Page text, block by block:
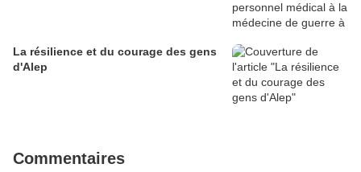
La résilience et du courage des gens
d'Alep
Commentaires